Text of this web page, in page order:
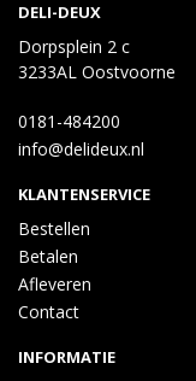
DELI-DEUX
Dorpsplein 2 c
3233AL Oostvoorne
0181-484200
info@delideux.nl
KLANTENSERVICE
Bestellen
Betalen
Afleveren
Contact
INFORMATIE